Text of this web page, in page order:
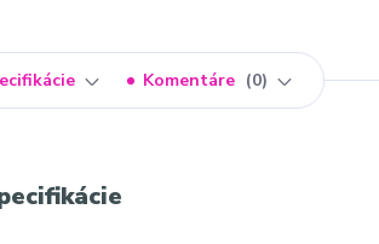
Komentáre 0